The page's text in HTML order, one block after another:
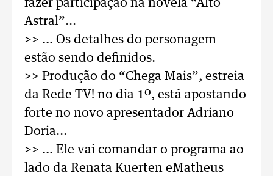
fazer participação na novela “Alto
Astral”...
>> ... Os detalhes do personagem
estão sendo definidos.
>> Produção do “Chega Mais”, estreia
da Rede TV! no dia 1º, está apostando
forte no novo apresentador Adriano
Doria...
>> ... Ele vai comandar o programa ao
lado da Renata Kuerten eMatheus